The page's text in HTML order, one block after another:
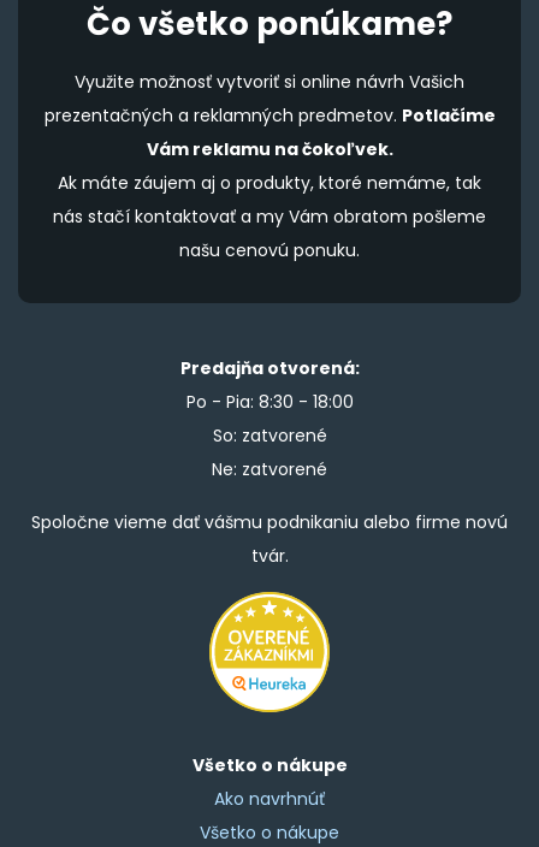
Čo všetko ponúkame?
Využite možnosť vytvoriť si online návrh Vašich
prezentačných a reklamných predmetov. Potlačíme
Vám reklamu na čokoľvek.
Ak máte záujem aj o produkty, ktoré nemáme, tak
nás stačí kontaktovať a my Vám obratom pošleme
našu cenovú ponuku.
Predajňa otvorená:
Po - Pia: 8:30 - 18:00
So: zatvorené
Ne: zatvorené
Spoločne vieme dať vášmu podnikaniu alebo firme novú
tvár.
Všetko o nákupe
Ako navrhnúť
Všetko o nákupe